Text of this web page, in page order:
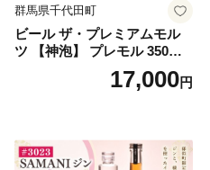
群馬県千代田町
ビール ザ・プレミアムモル
ツ 【神泡】 プレモル 350ml
× 24本 サントリー〈天然水の
ビール工場〉群馬※沖縄・離
17,000円